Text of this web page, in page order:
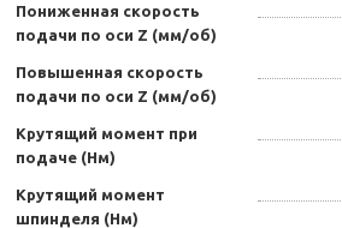
Пониженная скорость
подачи по оси Z (мм/об)
Повышенная скорость
подачи по оси Z (мм/об)
Крутящий момент при
подаче (Нм)
Крутящий момент
шпинделя (Нм)